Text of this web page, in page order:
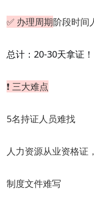
✅ 办理周期阶段时间
总计：20-30天拿证！
❗ 三大难点
5名持证人员难找
人力资源从业资格证
制度文件难写